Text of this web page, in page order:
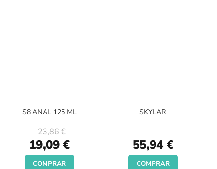
S8 ANAL 125 ML
Special
Price
19,09 €
23,86 €
COMPRAR
SKYLAR
55,94 €
COMPRAR